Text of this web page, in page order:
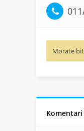
Morate
Komentari